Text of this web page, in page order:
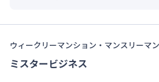
ウィークリーマンション・マンスリーマ
ミスタービジネス